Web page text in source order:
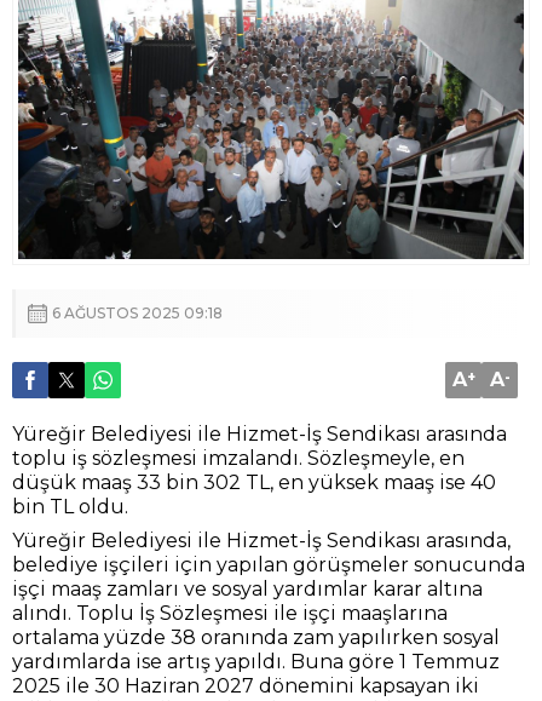
6 AĞUSTOS 2025 09:18
A+ A-
Yüreğir Belediyesi ile Hizmet-İş Sendikası arasında
toplu iş sözleşmesi imzalandı. Sözleşmeyle, en
düşük maaş 33 bin 302 TL, en yüksek maaş ise 40
bin TL oldu.
Yüreğir Belediyesi ile Hizmet-İş Sendikası arasında,
belediye işçileri için yapılan görüşmeler sonucunda
işçi maaş zamları ve sosyal yardımlar karar altına
alındı. Toplu İş Sözleşmesi ile işçi maaşlarına
ortalama yüzde 38 oranında zam yapılırken sosyal
yardımlarda ise artış yapıldı. Buna göre 1 Temmuz
2025 ile 30 Haziran 2027 dönemini kapsayan iki